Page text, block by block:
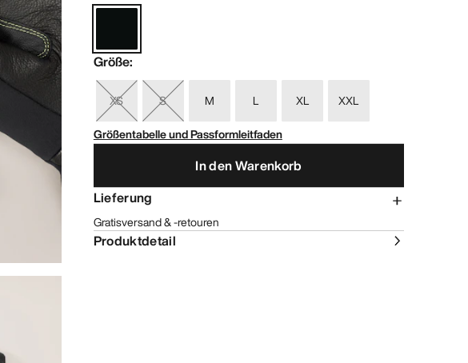
Größe:
XS S M L XL
XXL
Größentabelle und Passformleitfaden
In den Warenkorb
Lieferung
Gratisversand & -retouren
Produktdetail